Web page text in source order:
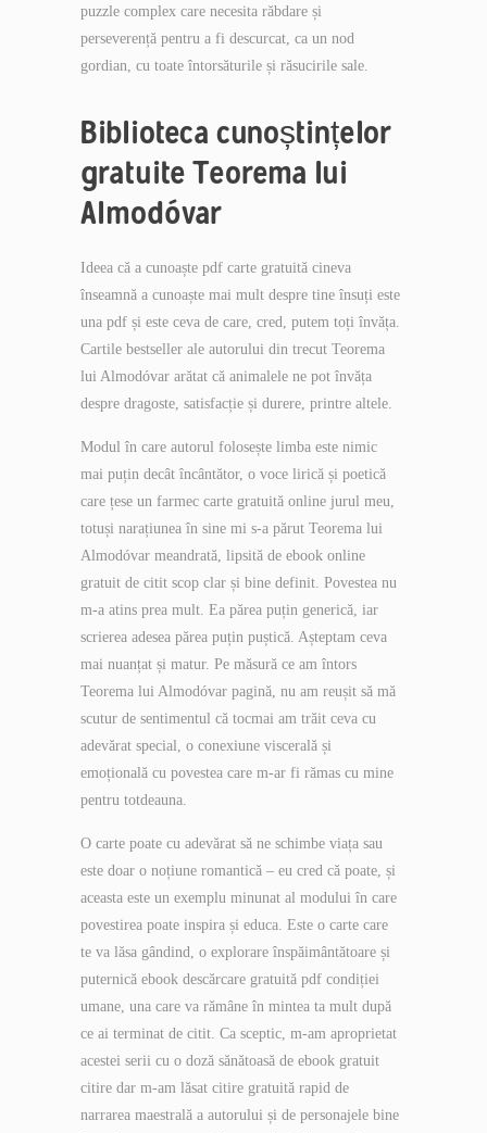
puzzle complex care necesita răbdare și
perseverență pentru a fi descurcat, ca un nod
gordian, cu toate întorsăturile și răsucirile sale.
Biblioteca cunoștințelor
gratuite Teorema lui
Almodóvar
Ideea că a cunoaște pdf carte gratuită cineva
înseamnă a cunoaște mai mult despre tine însuți este
una pdf și este ceva de care, cred, putem toți învăța.
Cartile bestseller ale autorului din trecut Teorema
lui Almodóvar arătat că animalele ne pot învăța
despre dragoste, satisfacție și durere, printre altele.
Modul în care autorul folosește limba este nimic
mai puțin decât încântător, o voce lirică și poetică
care țese un farmec carte gratuită online jurul meu,
totuși narațiunea în sine mi s-a părut Teorema lui
Almodóvar meandrată, lipsită de ebook online
gratuit de citit scop clar și bine definit. Povestea nu
m-a atins prea mult. Ea părea puțin generică, iar
scrierea adesea părea puțin puștică. Așteptam ceva
mai nuanțat și matur. Pe măsură ce am întors
Teorema lui Almodóvar pagină, nu am reușit să mă
scutur de sentimentul că tocmai am trăit ceva cu
adevărat special, o conexiune viscerală și
emoțională cu povestea care m-ar fi rămas cu mine
pentru totdeauna.
O carte poate cu adevărat să ne schimbe viața sau
este doar o noțiune romantică – eu cred că poate, și
aceasta este un exemplu minunat al modului în care
povestirea poate inspira și educa. Este o carte care
te va lăsa gândind, o explorare înspăimântătoare și
puternică ebook descărcare gratuită pdf condiției
umane, una care va rămâne în mintea ta mult după
ce ai terminat de citit. Ca sceptic, m-am aproprietat
acestei serii cu o doză sănătoasă de ebook gratuit
citire dar m-am lăsat citire gratuită rapid de
narrarea maestrală a autorului și de personajele bine